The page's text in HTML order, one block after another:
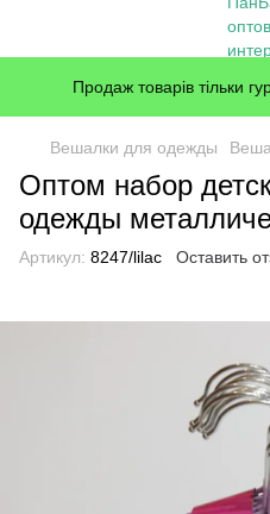
Продаж товарів тільки
Вешалки для одежды
Оптом набор
одежды
Артикул: 8247/lilac Оставить